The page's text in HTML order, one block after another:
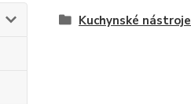
Kuchynské nástroje